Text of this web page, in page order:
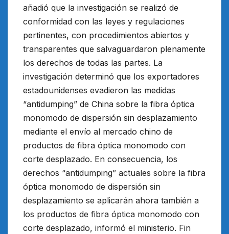
añadió que la investigación se realizó de
conformidad con las leyes y regulaciones
pertinentes, con procedimientos abiertos y
transparentes que salvaguardaron plenamente
los derechos de todas las partes. La
investigación determinó que los exportadores
estadounidenses evadieron las medidas
“antidumping” de China sobre la fibra óptica
monomodo de dispersión sin desplazamiento
mediante el envío al mercado chino de
productos de fibra óptica monomodo con
corte desplazado. En consecuencia, los
derechos “antidumping” actuales sobre la fibra
óptica monomodo de dispersión sin
desplazamiento se aplicarán ahora también a
los productos de fibra óptica monomodo con
corte desplazado, informó el ministerio. Fin